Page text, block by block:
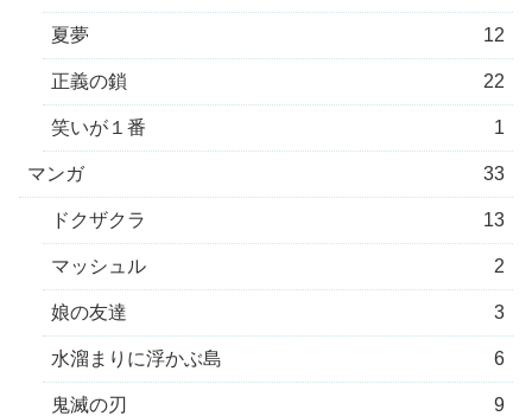
夏夢 12
正義の鎖 22
笑いが１番 1
マンガ 33
ドクザクラ 13
マッシュル 2
娘の友達 3
水溜まりに浮かぶ島 6
鬼滅の刃 9